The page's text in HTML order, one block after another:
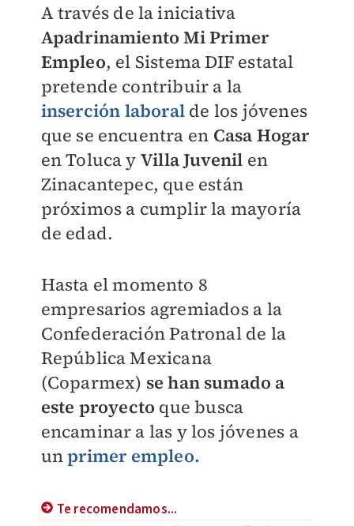
A través de la iniciativa
Apadrinamiento Mi Primer
Empleo, el Sistema DIF estatal
pretende contribuir a la
inserción laboral de los jóvenes
que se encuentra en Casa Hogar
en Toluca y Villa Juvenil en
Zinacantepec, que están
próximos a cumplir la mayoría
de edad.
Hasta el momento 8
empresarios agremiados a la
Confederación Patronal de la
República Mexicana
(Coparmex) se han sumado a
este proyecto que busca
encaminar a las y los jóvenes a
unprimer empleo.
Te recomendamos...